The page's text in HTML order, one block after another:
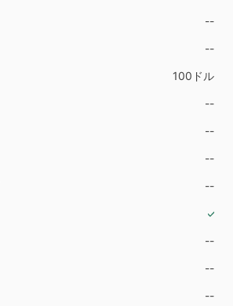
--
--
100ドル
--
--
--
--
--
--
--